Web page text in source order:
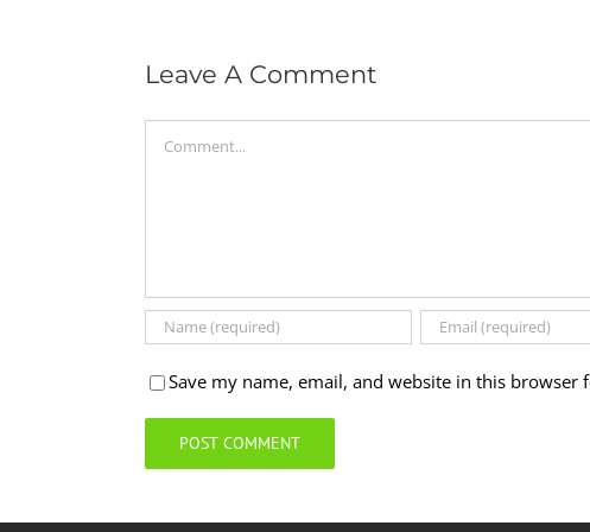
Leave A Comment
Save my name, email, and website in this